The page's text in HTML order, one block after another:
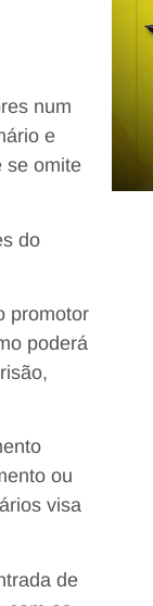
num
e
se omite
do
promotor
poderá
ou
visa
de